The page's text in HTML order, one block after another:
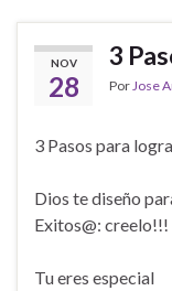
NOV
28
3
Por Jose
3 Pasos para
Dios te diseño
Exitos@: creelo!!!
Tu eres especial